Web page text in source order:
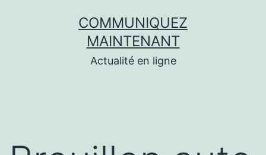
COMMUNIQUEZ
MAINTENANT
Actualité en ligne